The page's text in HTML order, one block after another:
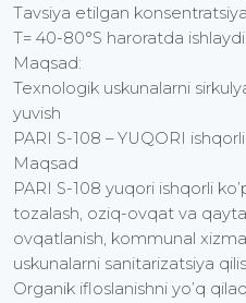
Tavsiya etilgan
T= 40-80°S haroratda ishlaydi.
Maqsad:
Texnologik uskunalarni
yuvish
PARI S-108 – YUQORI
Maqsad
PARI S-108 yuqori ishqorli
tozalash, oziq-ovqat va
ovqatlanish, kommunal
uskunalarni sanitarizatsiya
Organik ifloslanishni yo’q